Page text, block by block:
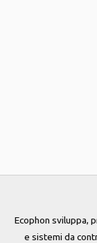
Ecophon sviluppa,
e sistemi da